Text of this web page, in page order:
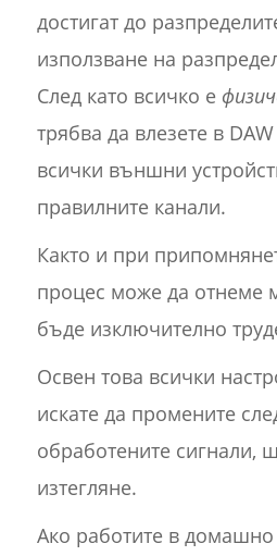
достигат до
използване на
След като всичко е
трябва да влезете в
всички външни
правилните канали.
Както и при
процес може да отнеме
бъде изключително
Освен това всички
искате да промените
обработените сигнали,
изтегляне.
Ако работите в домашно